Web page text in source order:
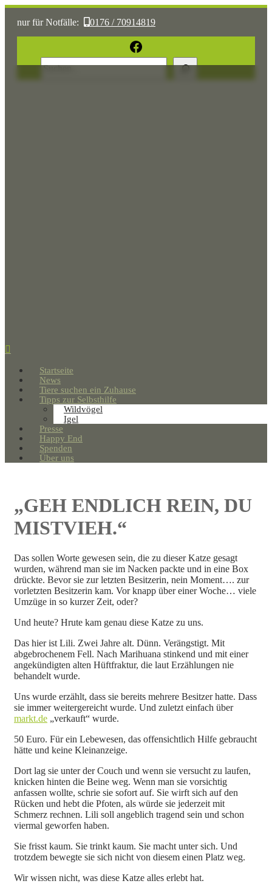
nur für Notfälle: 0176 / 70914819
Sonst: tierhilfe.wolfsburg@t-online.de
Facebook
Startseite
News
Tiere suchen ein Zuhause
Tipps zur Selbsthilfe
Wildvögel
Igel
Presse
Happy End
Spenden
Über uns
„GEH ENDLICH REIN, DU
MISTVIEH.“
Das sollen Worte gewesen sein, die zu dieser Katze gesagt
wurden, während man sie im Nacken packte und in eine Box
drückte. Bevor sie zur letzten Besitzerin, nein Moment…. zur
vorletzten Besitzerin kam. Vor knapp über einer Woche… viele
Umzüge in so kurzer Zeit, oder?
Und heute? Hrute kam genau diese Katze zu uns.
Das hier ist Lili. Zwei Jahre alt. Dünn. Verängstigt. Mit
abgebrochenem Fell. Nach Marihuana stinkend und mit einer
angekündigten alten Hüftfraktur, die laut Erzählungen nie
behandelt wurde.
Uns wurde erzählt, dass sie bereits mehrere Besitzer hatte. Dass
sie immer weitergereicht wurde. Und zuletzt einfach über
markt.de „verkauft“ wurde.
50 Euro. Für ein Lebewesen, das offensichtlich Hilfe gebraucht
hätte und keine Kleinanzeige.
Dort lag sie unter der Couch und wenn sie versucht zu laufen,
knicken hinten die Beine weg. Wenn man sie vorsichtig
anfassen wollte, schrie sie sofort auf. Sie wirft sich auf den
Rücken und hebt die Pfoten, als würde sie jederzeit mit
Schmerz rechnen. Lili soll angeblich tragend sein und schon
viermal geworfen haben.
Sie frisst kaum. Sie trinkt kaum. Sie macht unter sich. Und
trotzdem bewegte sie sich nicht von diesem einen Platz weg.
Wir wissen nicht, was diese Katze alles erlebt hat.